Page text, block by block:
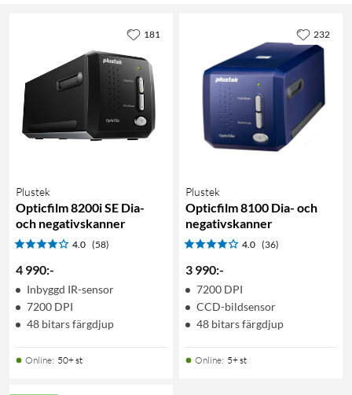
Plustek
Opticfilm 8200i SE Dia-
och negativskanner
4.0 (58)
4 990:-
Inbyggd IR-sensor
7200 DPI
48 bitars färgdjup
Online: 50+ st
181
Plustek
Opticfilm 8100 Dia- och
negativskanner
4.0 (36)
3 990:-
7200 DPI
CCD-bildsensor
48 bitars färgdjup
Online: 5+ st
232